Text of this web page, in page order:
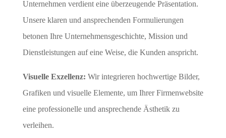
Unternehmen verdient eine überzeugende Präsentation.
Unsere klaren und ansprechenden Formulierungen
betonen Ihre Unternehmensgeschichte, Mission und
Dienstleistungen auf eine Weise, die Kunden anspricht.
Visuelle Exzellenz: Wir integrieren hochwertige Bilder,
Grafiken und visuelle Elemente, um Ihrer Firmenwebsite
eine professionelle und ansprechende Ästhetik zu
verleihen.